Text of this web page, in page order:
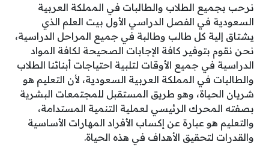
نرحب بجميع الطلاب والطالبات في المملكة العربية
السعودية في الفصل الدراسي الأول بيت العلم الذي
يشتاق إلية كل طالب وطالبة في جميع المراحل الدراسية،
نحن نقوم بتوفير كافة الإجابات الصحيحة لكافة المواد
الدراسية في جميع الأوقات لتلبية احتياجات أبنائنا الطلاب
والطالبات في المملكة العربية السعودية، لأن التعليم هو
شريان الحياة، وهو طريق المستقبل للمجتمعات البشرية
بصفته المحرك الرئيسي لعملية التنمية المستدامة،
والتعليم هو عبارة عن إكساب الأفراد المهارات الأساسية
والقدرات لتحقيق الأهداف في هذه الحياة.